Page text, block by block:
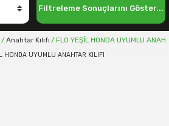
Filtreleme Sonuçlarını Göster...
Anahtar Kılıfı FLO YEŞİL HONDA UYUMLU